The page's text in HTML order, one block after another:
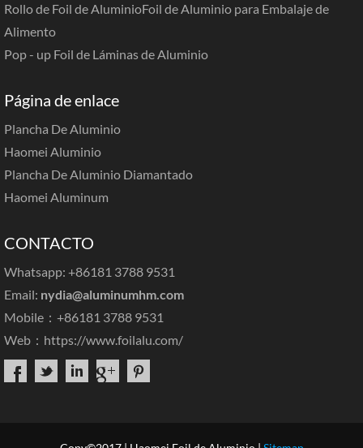
Rollo de Foil de AluminioFoil de Aluminio para Embalaje de
Alimento
Pop - up Foil de Láminas de Aluminio
Página de enlace
Plancha De Aluminio
Haomei Aluminio
Plancha De Aluminio Diamantado
Haomei Aluminum
CONTACTO
Whatsapp: +86181 3788 9531
Email: nydia@aluminumhm.com
Mobile：+86181 3788 9531
Web： https://www.foilalu.com/